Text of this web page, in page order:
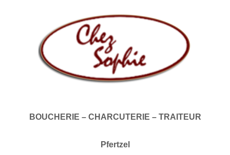
BOUCHERIE – CHARCUTERIE – TRAITEUR
Pfertzel